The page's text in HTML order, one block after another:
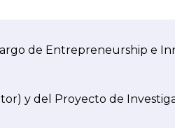
de Entrepreneurship e
y del Proyecto de